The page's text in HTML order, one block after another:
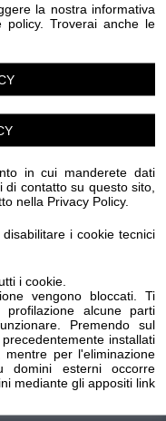
la nostra informativa
Troverai anche le
in cui manderete dati
contatto su questo sito,
nella Privacy Policy.
i cookie tecnici
i cookie.
vengono bloccati. Ti
alcune parti
Premendo sul
installati
per l'eliminazione
domini esterni occorre
mediante gli appositi link
..."